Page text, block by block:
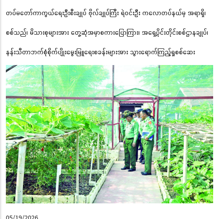
တပ်မတော်ကာကွယ်ရေးဦးစီးချုပ် ဗိုလ်ချုပ်ကြီး ရဲဝင်းဦး ကလောတပ်နယ်မှ အရာရှိ၊
စစ်သည်၊ မိသားစုများအား တွေ့ဆုံအမှာစကားပြောကြား၊ အရှေ့ပိုင်းတိုင်းစစ်ဌာနချုပ်၊
နန်းသီတာဘက်စုံစိုက်ပျိုးမွေးမြူရေးစခန်းများအား သွားရောက်ကြည့်ရှုစစ်ဆေး